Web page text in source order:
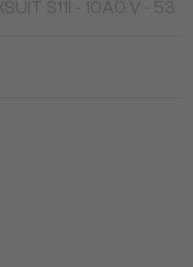
S11I - 10A0 V - 53